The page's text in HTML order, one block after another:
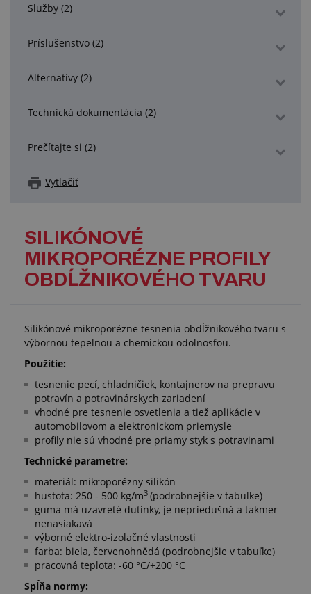
Služby (2)
Príslušenstvo (2)
Alternatívy (2)
Technická dokumentácia (2)
Prečítajte si (2)
Vytlačiť
SILIKÓNOVÉ
MIKROPORÉZNE PROFILY
OBDĹŽNIKOVÉHO TVARU
Silikónové mikroporézne tesnenia obdĺžnikového tvaru s
výbornou tepelnou a chemickou odolnosťou.
Použitie:
tesnenie pecí, chladničiek, kontajnerov na prepravu
potravín a potravinárskych zariadení
vhodné pre tesnenie osvetlenia a tiež aplikácie v
automobilovom a elektronickom priemysle
profily nie sú vhodné pre priamy styk s potravinami
Technické parametre:
materiál: mikroporézny silikón
hustota: 250 - 500 kg/m3 (podrobnejšie v tabuľke)
guma má uzavreté dutinky, je nepriedušná a takmer
nenasiakavá
výborné elektro-izolačné vlastnosti
farba: biela, červenohnědá (podrobnejšie v tabuľke)
pracovná teplota: -60 °C/+200 °C
Spĺňa normy: